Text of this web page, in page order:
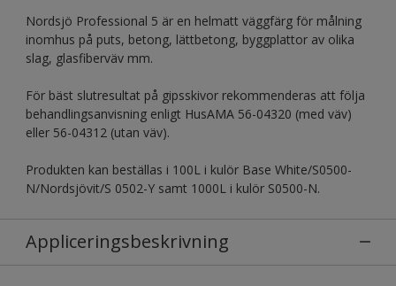
Nordsjö Professional 5 är en helmatt väggfärg för målning
inomhus på puts, betong, lättbetong, byggplattor av olika
slag, glasfiberväv mm.
För bäst slutresultat på gipsskivor rekommenderas att följa
behandlingsanvisning enligt HusAMA 56-04320 (med väv)
eller 56-04312 (utan väv).
Produkten kan beställas i 100L i kulör Base White/S0500-
N/Nordsjövit/S 0502-Y samt 1000L i kulör S0500-N.
Appliceringsbeskrivning